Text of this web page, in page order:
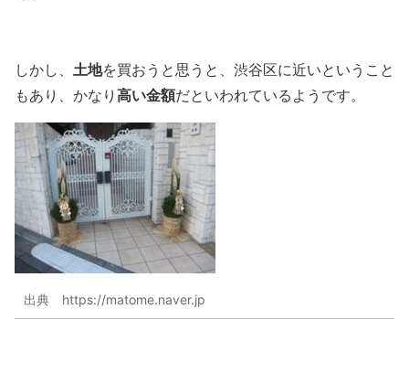
しかし、 土地を買おうと思うと、渋谷区に近いということ
もあり、かなり高い金額だといわれているようです。
出典 https://matome.naver.jp